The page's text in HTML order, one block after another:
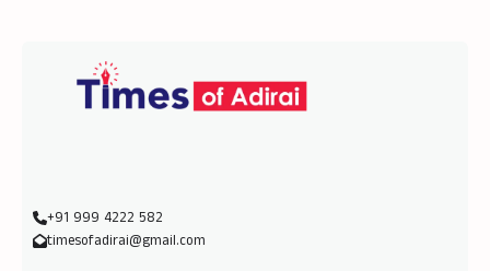
+91 999 4222 582
timesofadirai@gmail.com